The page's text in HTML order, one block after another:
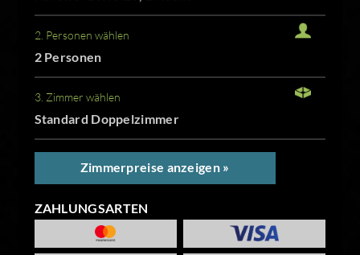
2. Personen wählen
2 Personen
3. Zimmer wählen
Standard Doppelzimmer
Zimmerpreise anzeigen »
ZAHLUNGSARTEN